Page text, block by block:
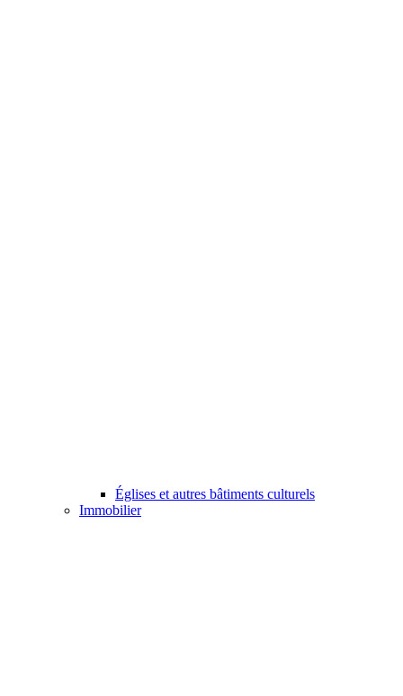
Églises et autres bâtiments culturels
Immobilier